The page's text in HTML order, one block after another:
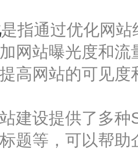
是指通过优化网
网站曝光度和
高网站的可见度
建设提供了多
题等，可以帮